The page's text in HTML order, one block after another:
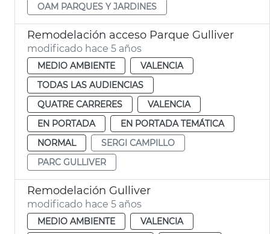
OAM PARQUES Y JARDINES
Remodelación acceso Parque Gulliver
modificado hace 5 años
MEDIO AMBIENTE
VALENCIA
TODAS LAS AUDIENCIAS
QUATRE CARRERES
VALENCIA
EN PORTADA
EN PORTADA TEMÁTICA
NORMAL
SERGI CAMPILLO
PARC GULLIVER
Remodelación Gulliver
modificado hace 5 años
MEDIO AMBIENTE
VALENCIA